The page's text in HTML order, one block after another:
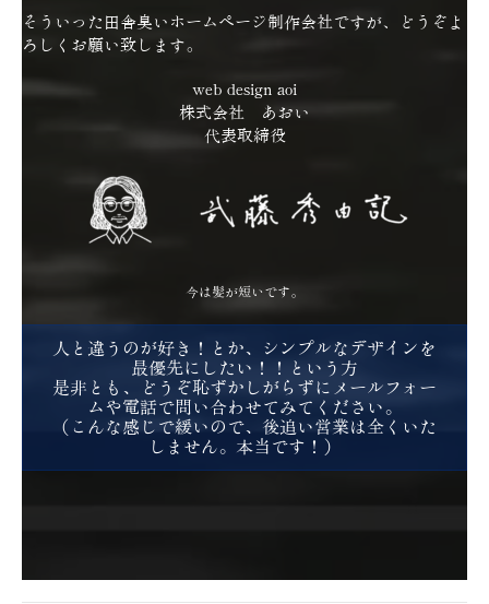
そういった田舎臭いホームページ制作会社ですが、どうぞよ
ろしくお願い致します。
web design aoi
株式会社 あおい
代表取締役
今は髪が短いです。
人と違うのが好き！とか、シンプルなデザインを
最優先にしたい！！という方
是非とも、どうぞ恥ずかしがらずにメールフォー
ムや電話で問い合わせてみてください。
（こんな感じで緩いので、後追い営業は全くいた
しません。本当です！）